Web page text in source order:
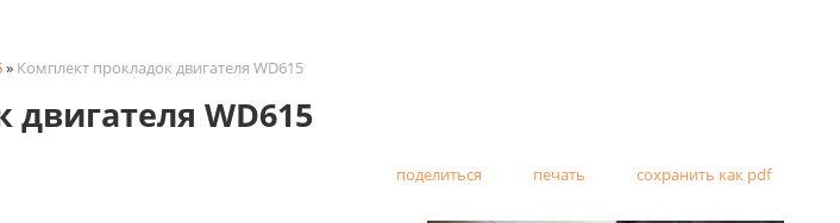
» Комплект прокладок двигателя WD615
WD615
поделиться печать сохранить как pdf